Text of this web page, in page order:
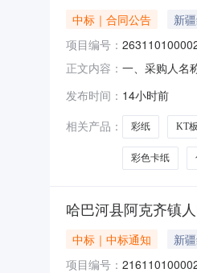
中标｜合同公告 新
项目编号：
正文内容： 一、采购人名
10.00505002
发布时间： 14小时前
相关产品：
彩纸 KT板
彩色卡纸
哈巴河县阿克齐镇
中标｜中标通知 新
项目编号：